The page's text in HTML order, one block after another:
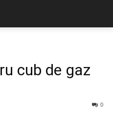
cub de gaz
0